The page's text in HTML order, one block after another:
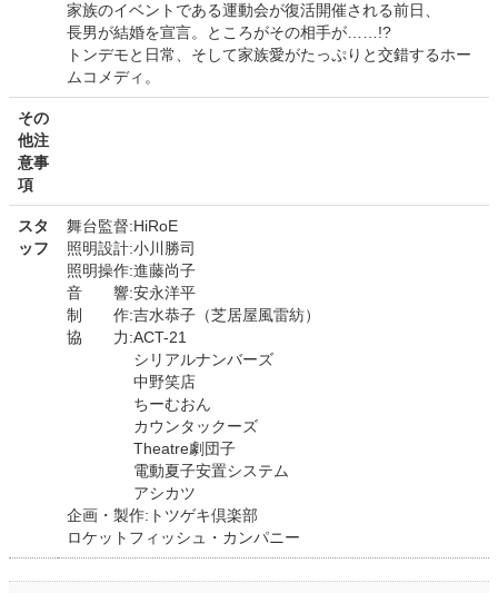
家族のイベントである運動会が復活開催される前日、
長男が結婚を宣言。ところがその相手が……!?
トンデモと日常、そして家族愛がたっぷりと交錯するホー
ムコメディ。
その
他注
意事
項
スタ
ッフ
舞台監督:HiRoE
照明設計:小川勝司
照明操作:進藤尚子
音 響:安永洋平
制 作:吉水恭子（芝居屋風雷紡）
協 力:ACT-21
シリアルナンバーズ
中野笑店
ちーむおん
カウンタックーズ
Theatre劇団子
電動夏子安置システム
アシカツ
企画・製作:トツゲキ倶楽部
ロケットフィッシュ・カンパニー